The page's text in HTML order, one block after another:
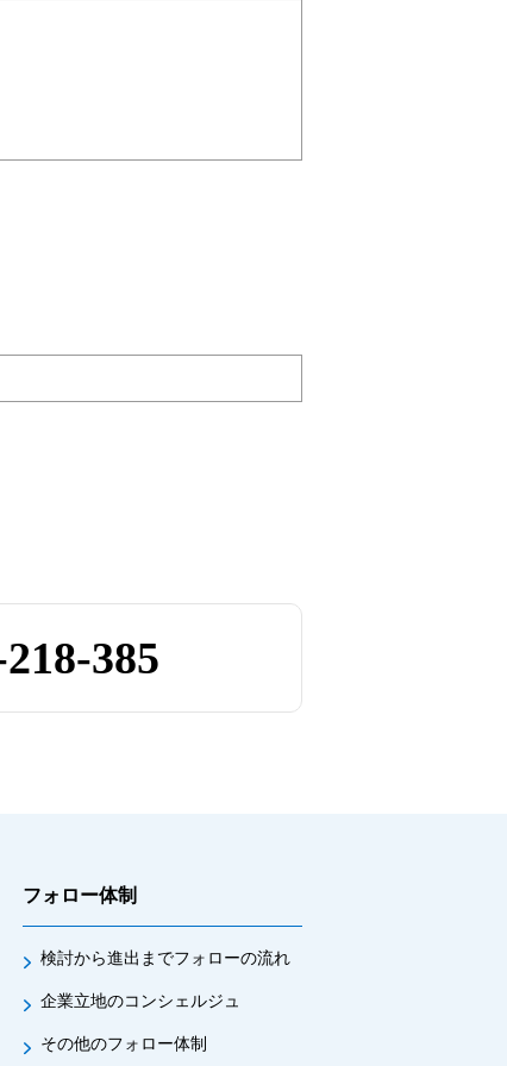
385
フォロー体制
検討から進出までフォローの流れ
企業立地のコンシェルジュ
その他のフォロー体制